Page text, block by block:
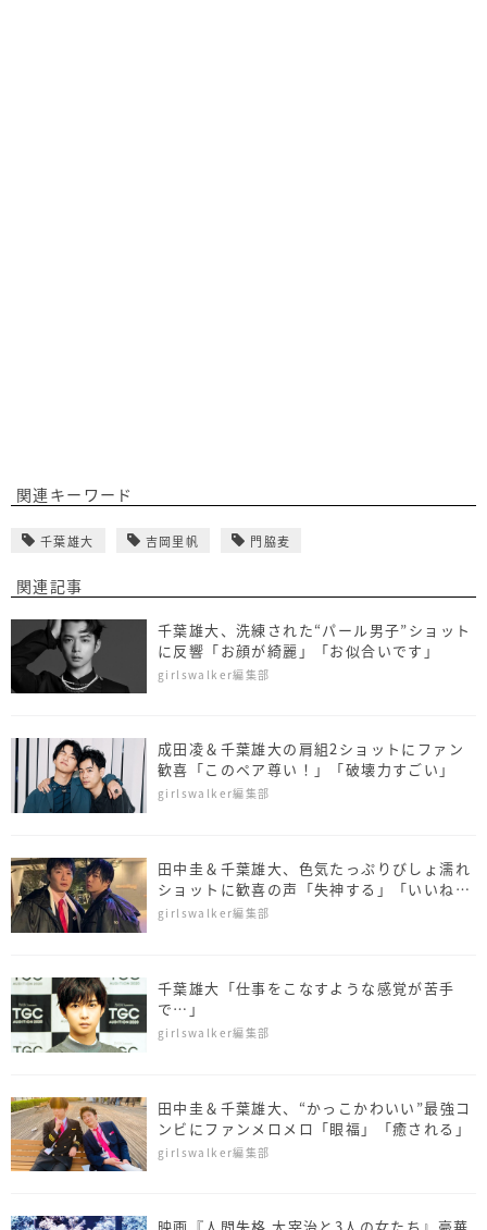
関連キーワード
千葉雄大 吉岡里帆 門脇麦
関連記事
千葉雄大、洗練された“パール男子”ショット
に反響「お顔が綺麗」「お似合いです」
girlswalker編集部
成田凌＆千葉雄大の肩組2ショットにファン
歓喜「このペア尊い！」「破壊力すごい」
girlswalker編集部
田中圭＆千葉雄大、色気たっぷりびしょ濡れ
ショットに歓喜の声「失神する」「いいね5
億回」
girlswalker編集部
千葉雄大「仕事をこなすような感覚が苦手
で…」
girlswalker編集部
田中圭＆千葉雄大、“かっこかわいい”最強コ
ンビにファンメロメロ「眼福」「癒される」
girlswalker編集部